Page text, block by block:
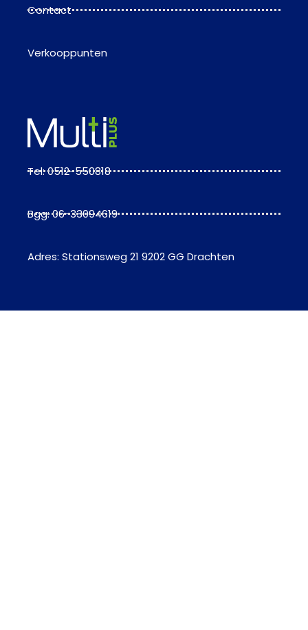
Contact
Verkooppunten
Tel: 0512-550818
Bgg: 06-33094619
Adres: Stationsweg 21 9202 GG Drachten